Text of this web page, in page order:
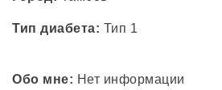
Тип диабета: Тип 1
Обо мне: Нет информации